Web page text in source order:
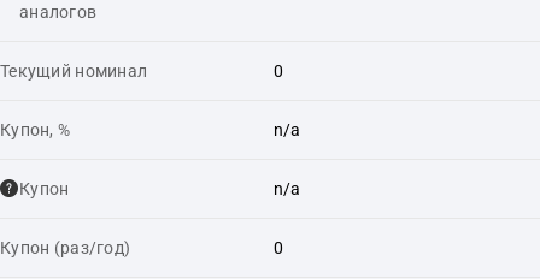
аналогов
Текущий номинал 0
Купон, % n/a
Купон n/a
Купон (раз/год) 0